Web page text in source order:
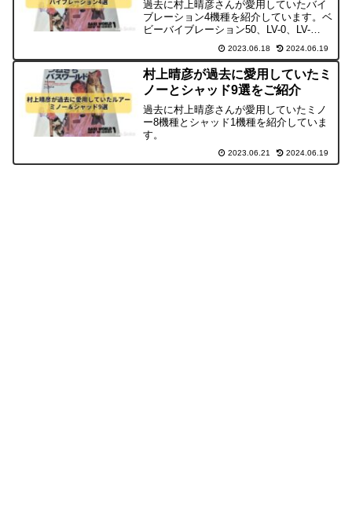
過去に村上晴彦さんが愛用していたバイ
ブレーション4機種を紹介しています。ベ
ビーバイブレーション50、LV-0、LV-
500、TDバイブレーションを紹介してい
2023.06.18 2024.06.19
村上晴彦が過去に愛用していたミ
ノーとシャッド9選をご紹介
過去に村上晴彦さんが愛用していたミノ
ー8機種とシャッド1機種を紹介していま
す。
2023.06.21 2024.06.19